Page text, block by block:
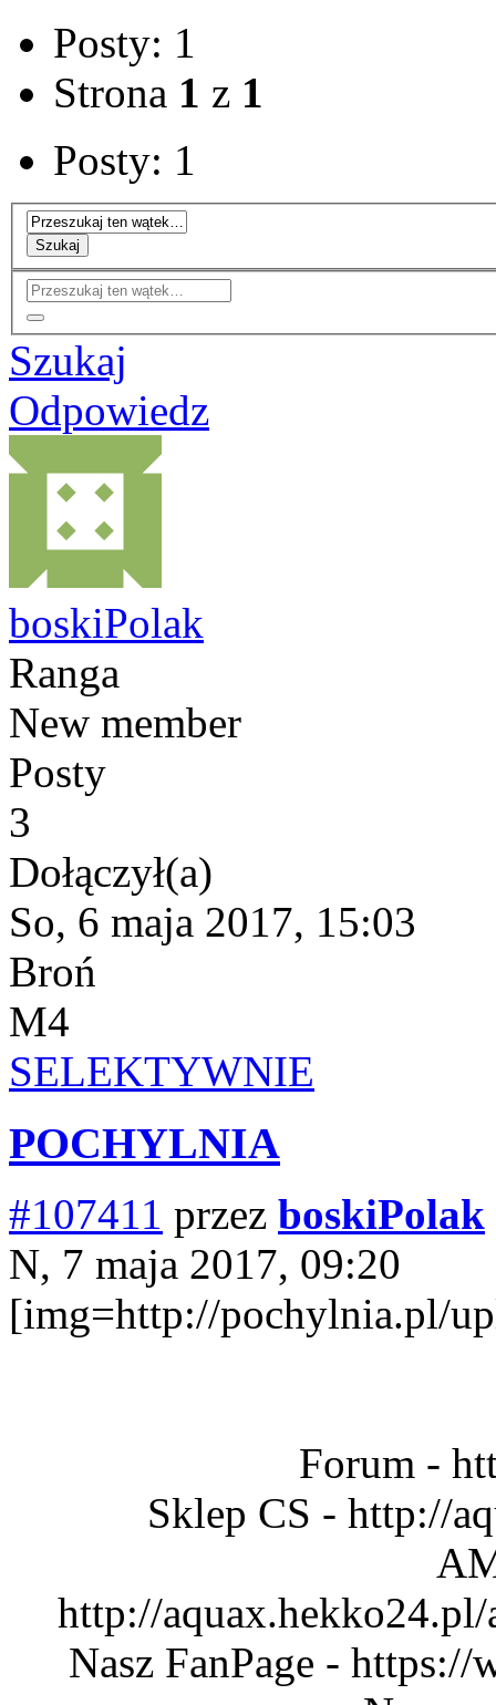
Posty: 1
Strona 1 z 1
Posty: 1
Szukaj
Szukaj
Odpowiedz
boskiPolak
Ranga
New member
Posty
3
Dołączył(a)
So, 6 maja 2017, 15:03
Broń
M4
SELEKTYWNIE
POCHYLNIA
#107411 przez boskiPolak
N, 7 maja 2017, 09:20
[img=http://pochylnia.pl/
Forum -
Sklep CS - http://
http://
Nasz FanPage -